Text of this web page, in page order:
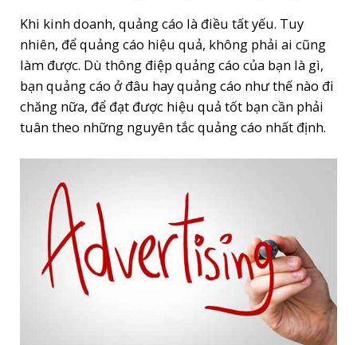
Khi kinh doanh, quảng cáo là điều tất yếu. Tuy
nhiên, để quảng cáo hiệu quả, không phải ai cũng
làm được. Dù thông điệp quảng cáo của bạn là gì,
bạn quảng cáo ở đâu hay quảng cáo như thế nào đi
chăng nữa, để đạt được hiệu quả tốt bạn cần phải
tuân theo những nguyên tắc quảng cáo nhất định.